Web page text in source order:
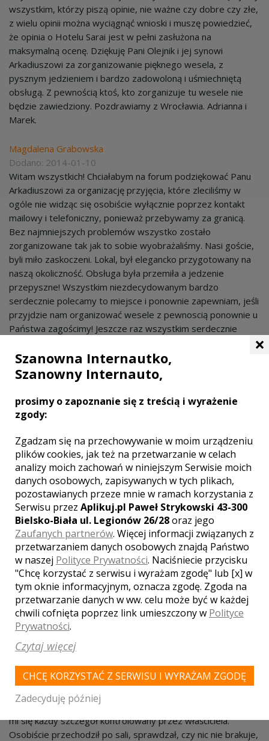
wszystkim, którzy piszą opinie, nie ważne czy dobre czy złe,
z wielu opinii można wyciągnąć wnioski i muszę powiedzieć,
że opinia o Hotelu Sarai jest w pełni zasłużona na
maksymalną ocenę. Dziękuję Pani Olejnik i jej synowi
Arkadiuszowi za zorganizowanie pięknego wesela, z
pysznym jedzieniem i bardzo zadowoloną i uśmiechniętą
obsługą. Z pewnością ktoś, kto zorganizuje tu wesele nie
będzie zawiedziony. Pozdrawiamy z Wrocławia. Adrianna i
Marek.
Magdalena Grabowska
Dodano: 2014-01-10
Witam wszystkich! Chciałabym na forum podziękować Panu
Arkadiuszowi za organizację przyjęcia, które zleciliśmy w
ogóle nie widząc się osobiście wyłącznie poprzez kontakt
mailowy i telefoniczny, ponieważ przebywamy za granicą.
Bez najmniejszych problemów wszystko zostało
zorganizowane tak jak to sobie wyobrażaliśmy. Nasi goście,
byli miło zaskoczeni. Lokal, był elegancko przygotowany na
naszą okoliczność. Obsługa była przemiła a jedzenie
przepyszne! Wszystkim niezdecydowanym bardzo
serdecznie polecamy to miejsce i ponownie zapewniam, jeśli
przyjdzie nam organizować wesele z pewnoscią ponownie u
Państwa zagościmy! Jeszcze raz wszystkim serdecznie
Sarna
Dodano: 2013-12-31
Polecam. Byłem już tu na klilku imprezach zaczynając od
Zumby, po wigilię firmową i jak dla mnie kokoko eurospoko.
Malwina z mężem
Dodano: 2013-11-08
Wesele we wrześniu br. w Sarai uważamy za godne
polecenia. Sama organizacja, obsługa, jedzenie oraz pomoc
właścicieli są godne pochwały. Jedyna uwaga z naszej strony
to więcej pokoi by się przydało, ponieważ jak robiliśmy
wesele na 130 osób, potrzebowaliśmy 80 miejsc i niestety
zabrakło w Sarai, ale właściciel oczywiście stanął na
wysokości zadania i znalazł nam szybciutko brakujące
miejsca w innym zaprzyjaźnionym hotelu.
Marek
Dodano: 2013-10-18
Nie można nie polecić tego miejsca.
Artur
Dodano: 2013-09-15
Byłem tam na weselu 7 września. Nie mogę mieć chyba
żadnych zastrzeżeń, bo sam podpisałem z właścicielem kilka
dni temu umowę na swoje własne wesele. Bardzo podobał
mi się każdy szczegół kontrolowany przez właściciela.
Osobiście przechodził po sali, sprawdzał, czy nic nie brakuje,
×
Szanowna Internautko,
Szanowny Internauto,
prosimy o zapoznanie się z treścią i wyrażenie
zgody:
Zgadzam się na przechowywanie w moim urządzeniu
plików cookies, jak też na przetwarzanie w celach
analizy moich zachowań w niniejszym Serwisie moich
danych osobowych, zapisywanych w tych plikach,
pozostawianych przeze mnie w ramach korzystania z
Serwisu przez Aplikuj.pl Paweł Strykowski 43-300
Bielsko-Biała ul. Legionów 26/28oraz jego
Zaufanych partnerów. Więcej informacji związanych z
przetwarzaniem danych osobowych znajdą Państwo
w naszej Polityce Prywatności. Naciśniecie przycisku
"Chcę korzystać z serwisu i wyrażam zgodę" lub [x] w
tym oknie informacyjnym, oznacza zgodę. Zgoda na
przetwarzanie danych w ww. celu może być w każdej
chwili cofnięta poprzez link umieszczony w Polityce
Prywatności.
Czytaj więcej
CHCĘ KORZYSTAĆ Z SERWISU I WYRAŻAM ZGODĘ
Zadecyduję później